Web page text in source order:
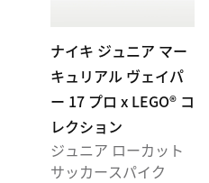
ナイキ ジュニア マー
キュリアル ヴェイパ
ー 17 プロ x LEGO® コ
レクション
ジュニア ローカット
サッカースパイク